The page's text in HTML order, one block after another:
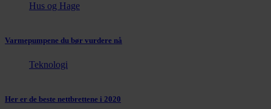
Hus og Hage
Varmepumpene du bør vurdere nå
Teknologi
Her er de beste nettbrettene i 2020